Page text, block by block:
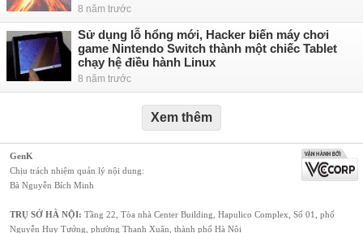
8 năm trước
Sử dụng lỗ hổng mới, Hacker biến máy chơi
game Nintendo Switch thành một chiếc Tablet
chạy hệ điều hành Linux
8 năm trước
Xem thêm
GenK
Chịu trách nhiệm quản lý nội dung:
Bà Nguyễn Bích Minh
TRỤ SỞ HÀ NỘI: Tầng 22, Tòa nhà Center Building, Hapulico Complex, Số 01, phố
Nguyễn Huy Tưởng, phường Thanh Xuân, thành phố Hà Nội